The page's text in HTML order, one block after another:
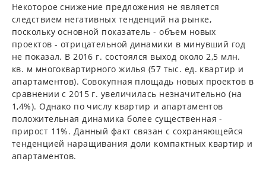
Некоторое снижение предложения не является
следствием негативных тенденций на рынке,
поскольку основной показатель - объем новых
проектов - отрицательной динамики в минувший год
не показал. В 2016 г. состоялся выход около 2,5 млн.
кв. м многоквартирного жилья (57 тыс. ед. квартир и
апартаментов). Совокупная площадь новых проектов в
сравнении с 2015 г. увеличилась незначительно (на
1,4%). Однако по числу квартир и апартаментов
положительная динамика более существенная -
прирост 11%. Данный факт связан с сохраняющейся
тенденцией наращивания доли компактных квартир и
апартаментов.